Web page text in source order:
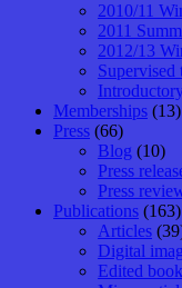
2010/11
2011
2012/13
Supervised
Memberships (13)
Press (66)
Blog (10)
Press
Press
Publications (163)
Articles
Digital
Edited